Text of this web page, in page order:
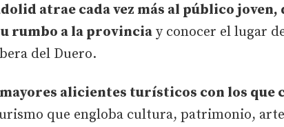
atrae cada vez más al público
rumbo a la provincia y conocer el lugar
del Duero.
alicientes turísticos con los que
que engloba cultura, patrimonio,